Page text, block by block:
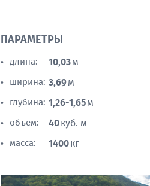
ПАРАМЕТРЫ
• длина: 10,03м
• ширина: 3,69м
• глубина: 1,26-1,65м
• объем: 40куб. м
• масса: 1400кг